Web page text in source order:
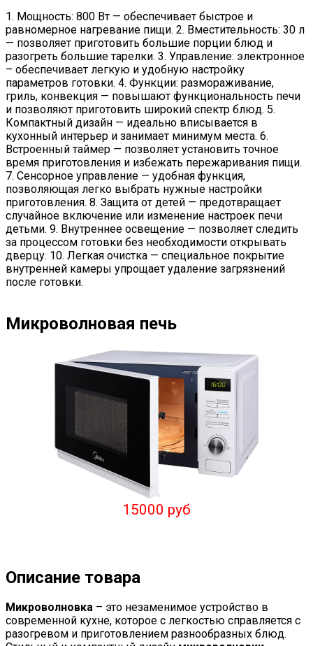
1. Мощность: 800 Вт — обеспечивает быстрое и
равномерное нагревание пищи. 2. Вместительность: 30 л
— позволяет приготовить большие порции блюд и
разогреть большие тарелки. 3. Управление: электронное
– обеспечивает легкую и удобную настройку
параметров готовки. 4. Функции: размораживание,
гриль, конвекция — повышают функциональность печи
и позволяют приготовить широкий спектр блюд. 5.
Компактный дизайн — идеально вписывается в
кухонный интерьер и занимает минимум места. 6.
Встроенный таймер — позволяет установить точное
время приготовления и избежать пережаривания пищи.
7. Сенсорное управление — удобная функция,
позволяющая легко выбрать нужные настройки
приготовления. 8. Защита от детей — предотвращает
случайное включение или изменение настроек печи
детьми. 9. Внутреннее освещение — позволяет следить
за процессом готовки без необходимости открывать
дверцу. 10. Легкая очистка — специальное покрытие
внутренней камеры упрощает удаление загрязнений
после готовки.
Микроволновая печь
15000 руб
Описание товара
Микроволновка – это незаменимое устройство в
современной кухне, которое с легкостью справляется с
разогревом и приготовлением разнообразных блюд.